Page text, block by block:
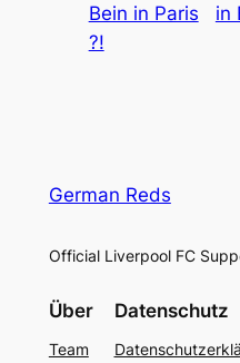
Bein in Paris
?!
in
German Reds
Official Liverpool FC
Über
Team
Datenschutz